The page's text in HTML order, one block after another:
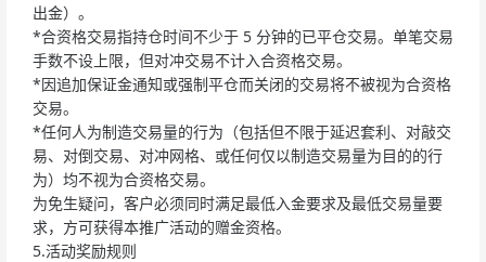
出金）。
*合资格交易指持仓时间不少于 5 分钟的已平仓交易。单笔交易
手数不设上限，但对冲交易不计入合资格交易。
*因追加保证金通知或强制平仓而关闭的交易将不被视为合资格
交易。
*任何人为制造交易量的行为（包括但不限于延迟套利、对敲交
易、对倒交易、对冲网格、或任何仅以制造交易量为目的的行
为）均不视为合资格交易。
为免生疑问，客户必须同时满足最低入金要求及最低交易量要
求，方可获得本推广活动的赠金资格。
5.活动奖励规则